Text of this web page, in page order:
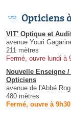
Opticiens
VIT' Optique et
avenue Youri
211 mètres
Fermé, ouvre lundi à
Nouvelle Enseigne /
Opticiens
avenue de l'Abbé
480 mètres
Fermé, ouvre à 9h30